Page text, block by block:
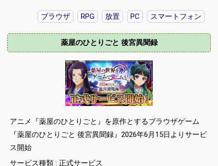
ブラウザ RPG 放置 PC スマートフォン
薬屋のひとりごと 後宮異聞録
アニメ『薬屋のひとりごと』を原作とするブラウザゲーム
『薬屋のひとりごと 後宮異聞録』2026年6月15日よりサービ
ス開始
サービス種類 : 正式サービス